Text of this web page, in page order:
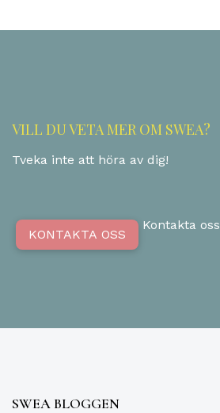
VILL DU VETA MER OM SWEA?
Tveka inte att höra av dig!
KONTAKTA OSS
Kontakta oss
SWEA BLOGGEN